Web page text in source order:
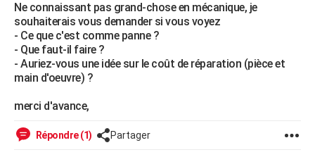
Alimentation
Guide de la santé
Maladies
Médicaments
Sommeil
VOYAGE
Destinations
City break
Voyage nature
Voyage de noces
Forum
Climat
+PHOTO
GUIDES D'ACHAT
CARTE DE VOEUX
Ne connaissant pas grand-chose en mécanique, je
souhaiterais vous demander si vous voyez
- Ce que c'est comme panne ?
- Que faut-il faire ?
- Auriez-vous une idée sur le coût de réparation (pièce et
main d'oeuvre) ?
merci d'avance,
Répondre (1) Partager